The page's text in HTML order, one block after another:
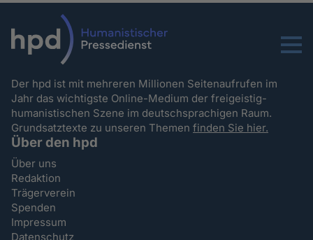
Menu
Der hpd ist mit mehreren Millionen Seitenaufrufen im
Jahr das wichtigste Online-Medium der freigeistig-
humanistischen Szene im deutschsprachigen Raum.
Grundsatztexte zu unseren Themenfinden Sie hier.
Über den hpd
Über uns
Redaktion
Trägerverein
Spenden
Impressum
Datenschutz